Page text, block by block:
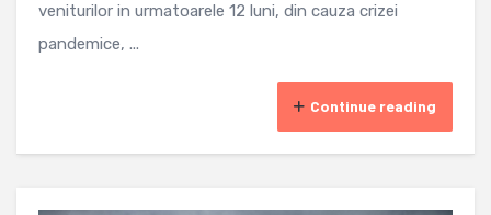
veniturilor in urmatoarele 12 luni, din cauza crizei
pandemice, ...
Continue reading